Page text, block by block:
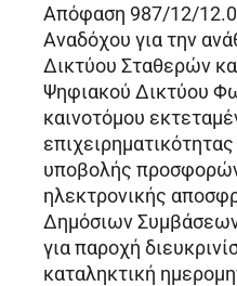
Απόφαση 987/12/
Αναδόχου για την
Δικτύου Σταθερών
Ψηφιακού Δικτύου
καινοτόμου
υποβολής
ηλεκτρονικής
Δημόσιων
για παροχή
καταληκτική